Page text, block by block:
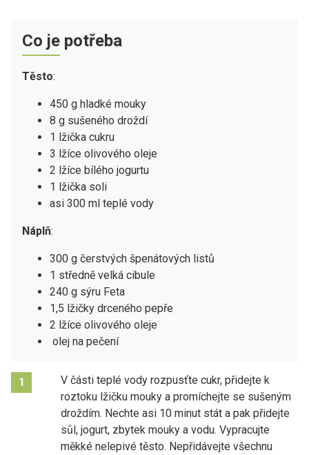
Co je potřeba
Těsto:
450 g hladké mouky
8 g sušeného droždí
1 lžička cukru
3 lžíce olivového oleje
2 lžíce bílého jogurtu
1 lžička soli
asi 300 ml teplé vody
Náplň:
300 g čerstvých špenátových listů
1 středně velká cibule
240 g sýru Feta
1,5 lžičky drceného pepře
2 lžíce olivového oleje
olej na pečení
1
V části teplé vody rozpusťte cukr, přidejte k
roztoku lžičku mouky a promíchejte se sušeným
droždím. Nechte asi 10 minut stát a pak přidejte
sůl, jogurt, zbytek mouky a vodu. Vypracujte
měkké nelepivé těsto. Nepřidávejte všechnu